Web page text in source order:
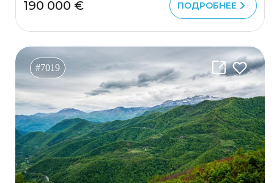
190 000 € ПОДРОБНЕЕ
#7019